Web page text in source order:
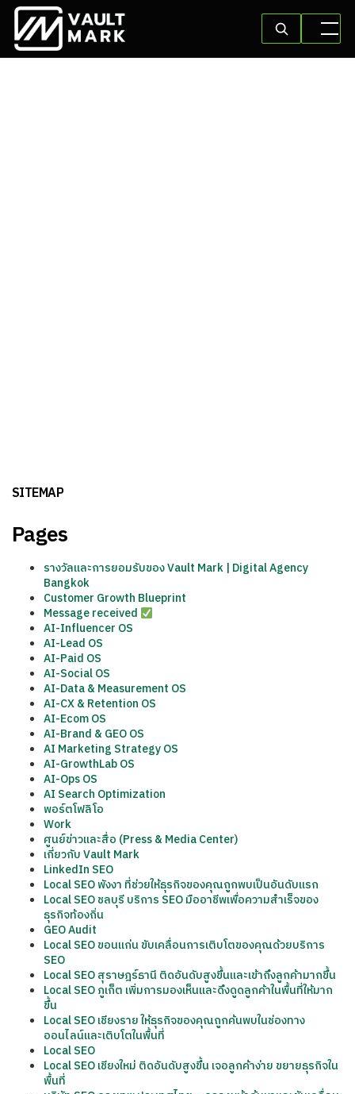
SITEMAP
Pages
รางวัลและการยอมรับของ Vault Mark | Digital Agency
Bangkok
Customer Growth Blueprint
Message received
AI-Influencer OS
AI-Lead OS
AI-Paid OS
AI-Social OS
AI-Data & Measurement OS
AI-CX & Retention OS
AI-Ecom OS
AI-Brand & GEO OS
AI Marketing Strategy OS
AI-GrowthLab OS
AI-Ops OS
AI Search Optimization
พอร์ตโฟลิโอ
Work
ศูนย์ข่าวและสื่อ (Press & Media Center)
เกี่ยวกับ Vault Mark
LinkedIn SEO
Local SEO พังงา ที่ช่วยให้ธุรกิจของคุณถูกพบเป็นอันดับแรก
Local SEO ชลบุรี บริการ SEO มืออาชีพเพื่อความสำเร็จของ
ธุรกิจท้องถิ่น
GEO Audit
Local SEO ขอนแก่น ขับเคลื่อนการเติบโตของคุณด้วยบริการ
SEO
Local SEO สุราษฎร์ธานี ติดอันดับสูงขึ้นและเข้าถึงลูกค้ามากขึ้น
Local SEO ภูเก็ต เพิ่มการมองเห็นและดึงดูดลูกค้าในพื้นที่ให้มาก
ขึ้น
Local SEO เชียงราย ให้ธุรกิจของคุณถูกค้นพบในช่องทาง
ออนไลน์และเติบโตในพื้นที่
Local SEO
Local SEO เชียงใหม่ ติดอันดับสูงขึ้น เจอลูกค้าง่าย ขยายธุรกิจใน
พื้นที่